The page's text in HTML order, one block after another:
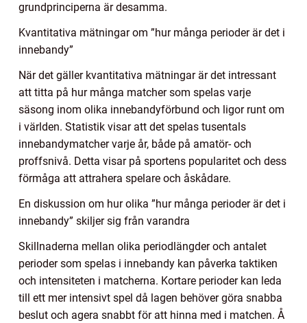
grundprinciperna är desamma.
Kvantitativa mätningar om ”hur många perioder är det i
innebandy”
När det gäller kvantitativa mätningar är det intressant
att titta på hur många matcher som spelas varje
säsong inom olika innebandyförbund och ligor runt om
i världen. Statistik visar att det spelas tusentals
innebandymatcher varje år, både på amatör- och
proffsnivå. Detta visar på sportens popularitet och dess
förmåga att attrahera spelare och åskådare.
En diskussion om hur olika ”hur många perioder är det i
innebandy” skiljer sig från varandra
Skillnaderna mellan olika periodlängder och antalet
perioder som spelas i innebandy kan påverka taktiken
och intensiteten i matcherna. Kortare perioder kan leda
till ett mer intensivt spel då lagen behöver göra snabba
beslut och agera snabbt för att hinna med i matchen. Å